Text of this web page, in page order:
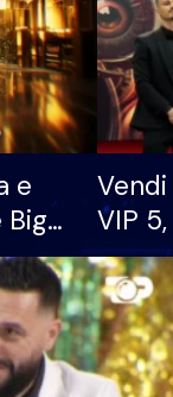
e
VIP